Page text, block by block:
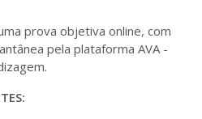
prova objetiva online, com
pela plataforma AVA -